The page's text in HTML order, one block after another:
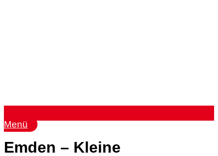
Menü
Emden – Kleine